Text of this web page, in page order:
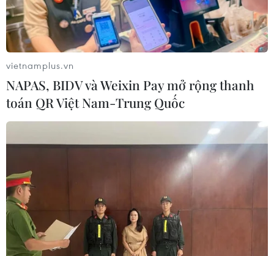
Lãnh tụ tối cao Iran tuyên bố
giành “chiến thắng” trước cả
Lãnh tụ tối cao Iran Ayatollah Ali Khamenei đã ra tuyên bố công
khai đầu tiên kể từ sau cuộc chiến 12 ngày với Israel, khẳng định
nước Cộng hòa Hồi giáo đã giành “chiến thắng” trước cả Israel
Việt Anh
vietnamplus.vn
NAPAS, BIDV và Weixin Pay mở rộng thanh
toán QR Việt Nam-Trung Quốc